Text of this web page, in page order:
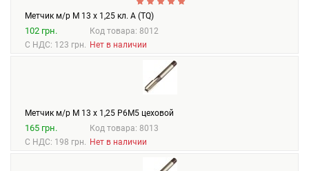
Метчик м/р М 13 х 1,25 кл. А (TQ)
102 грн.
С НДС: 123 грн.
Код товара: 8012
Нет в наличии
Метчик м/р М 13 х 1,25 Р6М5 цеховой
165 грн.
С НДС: 198 грн.
Код товара: 8013
Нет в наличии